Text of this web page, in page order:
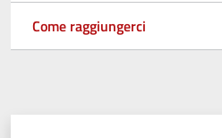
Come raggiungerci